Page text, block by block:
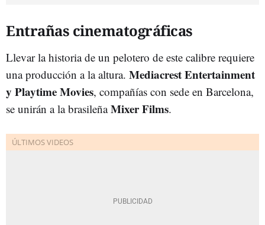
Entrañas cinematográficas
Llevar la historia de un pelotero de este calibre requiere
una producción a la altura. Mediacrest Entertainment
y Playtime Movies, compañías con sede en Barcelona,
se unirán a la brasileñaMixer Films.